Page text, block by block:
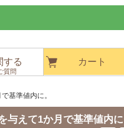
する
質問
カート
基準値内に。
えて1か月で基準値内に